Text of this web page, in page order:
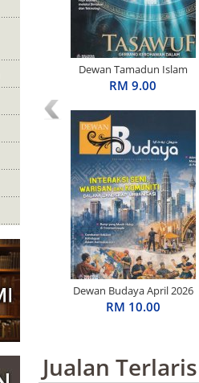
Dewan Tamadun Islam
April 2026
RM 9.00
Dewan Budaya April 2026
RM 10.00
Jualan Terlaris